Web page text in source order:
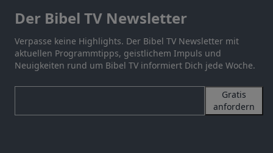
Der Bibel TV Newsletter
Verpasse keine Highlights. Der Bibel TV Newsletter mit
aktuellen Programmtipps, geistlichem Impuls und
Neuigkeiten rund um Bibel TV informiert Dich jede Woche.
Gratis
anfordern